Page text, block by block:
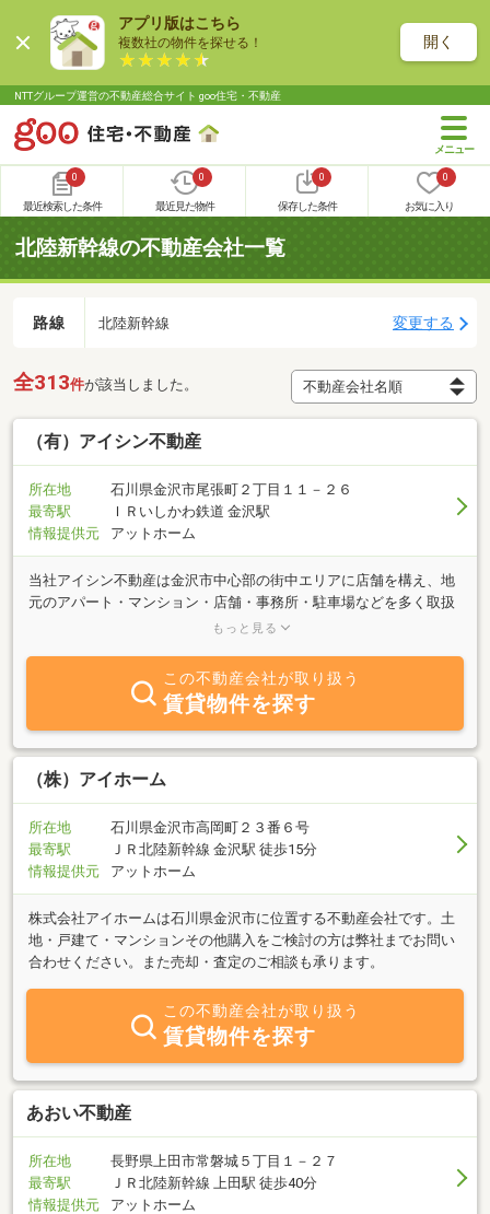
アプリ版はこちら
複数社の物件を探せる！ 開く
NTTグループ運営の不動産総合サイト goo住宅・不動産
0
最近検索した条件
0
最近見た物件
0
保存した条件
0
お気に入り
北陸新幹線の不動産会社一覧
路線 北陸新幹線 変更する
全313件が該当しました。
（有）アイシン不動産
所在地
石川県金沢市尾張町２丁目１１－２６
最寄駅
ＩＲいしかわ鉄道 金沢駅
情報提供元
アットホーム
当社アイシン不動産は金沢市中心部の街中エリアに店舗を構え、地
元のアパート・マンション・店舗・事務所・駐車場などを多く取扱
っています。県庁舎や市役所などの官公庁、企業の北陸拠点が多く
す。ですから、転勤で金沢にお住まいになる方や学生さんの一人暮
らしなどには住みやすい街中エリアがおすすめです！近江町市場や
兼六園、東茶屋街、21世紀美術館金沢城なども近所なので休日ライ
フも楽しめます！そんな金沢市中心部街中エリアのお部屋探しは当
社におまかせください！スタッフはみんなベテラン揃い。物件のこ
と、地域のこと、金沢暮らしのこと、なんでもご相談ください。ま
での土地・一戸建て・マンションなどの物件探しや売却査定のご相
談も承っております。
もっと見る
この不動産会社が取り扱う
賃貸物件を探す
（株）アイホーム
所在地
石川県金沢市高岡町２３番６号
最寄駅
ＪＲ北陸新幹線 金沢駅 徒歩15分
情報提供元
アットホーム
株式会社アイホームは石川県金沢市に位置する不動産会社です。土
地・戸建て・マンションその他購入をご検討の方は弊社までお問い
合わせください。また売却・査定のご相談も承ります。
この不動産会社が取り扱う
賃貸物件を探す
あおい不動産
所在地
長野県上田市常磐城５丁目１－２７
最寄駅
ＪＲ北陸新幹線 上田駅 徒歩40分
情報提供元
アットホーム